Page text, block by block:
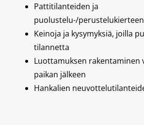
Pattitilanteiden ja
puolustelu-/
Keinoja ja kysymyksiä, joilla
tilannetta
Luottamuksen rakentaminen
paikan jälkeen
Hankalien